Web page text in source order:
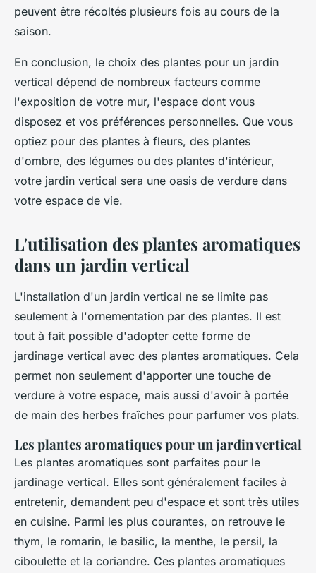
peuvent être récoltés plusieurs fois au cours de la
saison.
En conclusion, le choix des plantes pour un jardin
vertical dépend de nombreux facteurs comme
l'exposition de votre mur, l'espace dont vous
disposez et vos préférences personnelles. Que vous
optiez pour des plantes à fleurs, des plantes
d'ombre, des légumes ou des plantes d'intérieur,
votre jardin vertical sera une oasis de verdure dans
votre espace de vie.
L'utilisation des plantes aromatiques
dans un jardin vertical
L'installation d'un jardin vertical ne se limite pas
seulement à l'ornementation par des plantes. Il est
tout à fait possible d'adopter cette forme de
jardinage vertical avec des plantes aromatiques. Cela
permet non seulement d'apporter une touche de
verdure à votre espace, mais aussi d'avoir à portée
de main des herbes fraîches pour parfumer vos plats.
Les plantes aromatiques pour un jardin vertical
Les plantes aromatiques sont parfaites pour le
jardinage vertical. Elles sont généralement faciles à
entretenir, demandent peu d'espace et sont très utiles
en cuisine. Parmi les plus courantes, on retrouve le
thym, le romarin, le basilic, la menthe, le persil, la
ciboulette et la coriandre. Ces plantes aromatiques